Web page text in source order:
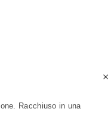
Racchiuso in una